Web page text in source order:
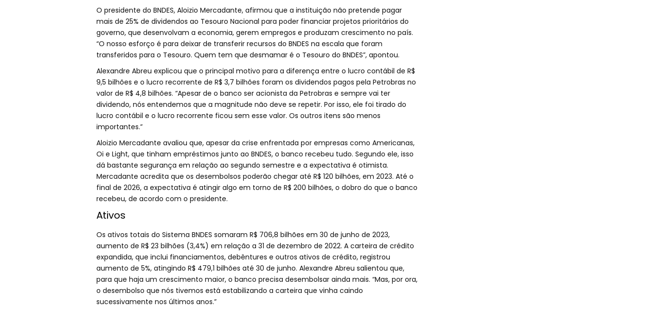
O presidente do BNDES, Aloizio Mercadante, afirmou que a instituição não pretende pagar
mais de 25% de dividendos ao Tesouro Nacional para poder financiar projetos prioritários do
governo, que desenvolvam a economia, gerem empregos e produzam crescimento no país.
“O nosso esforço é para deixar de transferir recursos do BNDES na escala que foram
transferidos para o Tesouro. Quem tem que desmamar é o Tesouro do BNDES”, apontou.
Alexandre Abreu explicou que o principal motivo para a diferença entre o lucro contábil de R$
9,5 bilhões e o lucro recorrente de R$ 3,7 bilhões foram os dividendos pagos pela Petrobras no
valor de R$ 4,8 bilhões. “Apesar de o banco ser acionista da Petrobras e sempre vai ter
dividendo, nós entendemos que a magnitude não deve se repetir. Por isso, ele foi tirado do
lucro contábil e o lucro recorrente ficou sem esse valor. Os outros itens são menos
importantes.”
Aloizio Mercadante avaliou que, apesar da crise enfrentada por empresas como Americanas,
Oi e Light, que tinham empréstimos junto ao BNDES, o banco recebeu tudo. Segundo ele, isso
dá bastante segurança em relação ao segundo semestre e a expectativa é otimista.
Mercadante acredita que os desembolsos poderão chegar até R$ 120 bilhões, em 2023. Até o
final de 2026, a expectativa é atingir algo em torno de R$ 200 bilhões, o dobro do que o banco
recebeu, de acordo com o presidente.
Ativos
Os ativos totais do Sistema BNDES somaram R$ 706,8 bilhões em 30 de junho de 2023,
aumento de R$ 23 bilhões (3,4%) em relação a 31 de dezembro de 2022. A carteira de crédito
expandida, que inclui financiamentos, debêntures e outros ativos de crédito, registrou
aumento de 5%, atingindo R$ 479,1 bilhões até 30 de junho. Alexandre Abreu salientou que,
para que haja um crescimento maior, o banco precisa desembolsar ainda mais. “Mas, por ora,
o desembolso que nós tivemos está estabilizando a carteira que vinha caindo
sucessivamente nos últimos anos.”